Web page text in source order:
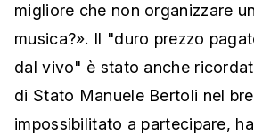
migliore che non organizzare
musica?». Il "duro prezzo
dal vivo" è stato anche
di Stato Manuele Bertoli nel
impossibilitato a partecipare,